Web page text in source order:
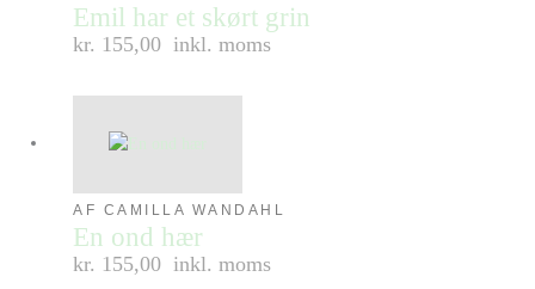
Emil har et skørt grin
kr. 155,00 inkl. moms
AF CAMILLA WANDAHL
En ond hær
kr. 155,00 inkl. moms